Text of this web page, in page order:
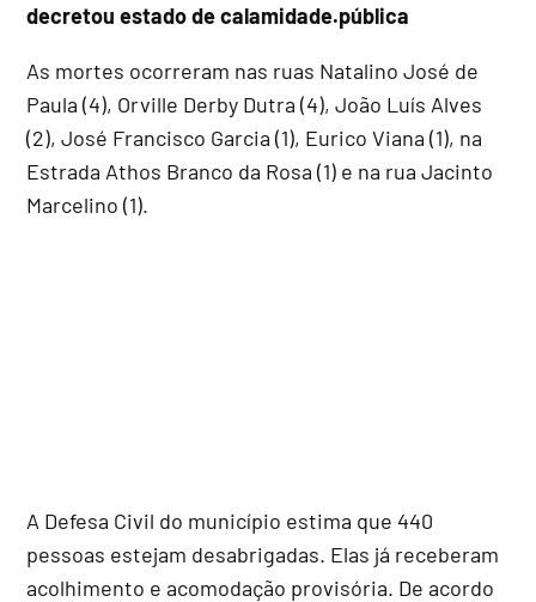
decretou estado de calamidade.pública
As mortes ocorreram nas ruas Natalino José de
Paula (4), Orville Derby Dutra (4), João Luís Alves
(2), José Francisco Garcia (1), Eurico Viana (1), na
Estrada Athos Branco da Rosa (1) e na rua Jacinto
Marcelino (1).
A Defesa Civil do município estima que 440
pessoas estejam desabrigadas. Elas já receberam
acolhimento e acomodação provisória. De acordo